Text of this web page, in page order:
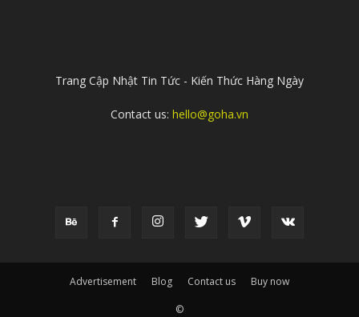
Trang Cập Nhật Tin Tức - Kiến Thức Hàng Ngày
Contact us: hello@goha.vn
Advertisement Blog Contact us Buy now
©